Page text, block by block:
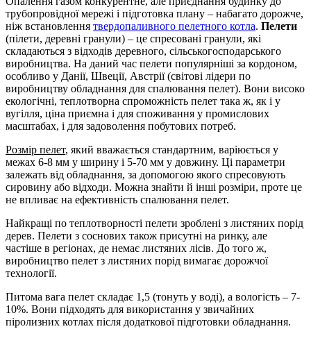
трубопровідної мережі і підготовка плану – набагато дорожче,
ніж встановлення твердопаливного пелетного котла. Пелети
(пілети, деревні гранули) – це спресовані гранули, які
складаються з відходів деревного, сільськогосподарського
виробництва. На даний час пелети популярніші за кордоном,
особливо у Данії, Швеції, Австрії (світові лідери по
виробництву обладнання для спалювання пелет). Вони високо
екологічні, теплотворна спроможність пелет така ж, як і у
вугілля, ціна приємна і для споживання у промислових
масштабах, і для задоволення побутових потреб.
Розмір пелет, який вважається стандартним, варіюється у
межах 6-8 мм у ширину і 5-70 мм у довжину. Ці параметри
залежать від обладнання, за допомогою якого спресовують
сировину або відходи. Можна знайти й інші розміри, проте це
не впливає на ефективність спалювання пелет.
Найкращі по теплотворності пелети зроблені з листяних порід
дерев. Пелети з соснових також присутні на ринку, але
частіше в регіонах, де немає листяних лісів. До того ж,
виробництво пелет з листяних порід вимагає дорожчої
технології.
Питома вага пелет складає 1,5 (тонуть у воді), а вологість – 7-
10%. Вони підходять для використання у звичайних
піролизних котлах після додаткової підготовки обладнання.